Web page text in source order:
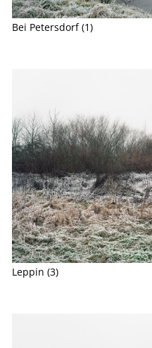
Bei Petersdorf (1)
Leppin (3)